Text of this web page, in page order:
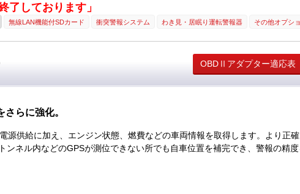
了しております」
無線LAN機能付SDカード 衝突警報システム わき見・居眠り運転警報器 その他オプシ
OBDⅡアダプター適応表
らに強化。
源供給に加え、エンジン状態、燃費などの車両情報を取得します。より正
ンネル内などのGPSが測位できない所でも自車位置を補完でき、警報の精